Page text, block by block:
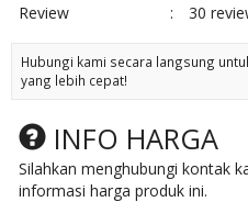
Review
: 30
Hubungi kami secara langsung
yang lebih cepat!
INFO HARGA
Silahkan menghubungi kontak
informasi harga produk ini.